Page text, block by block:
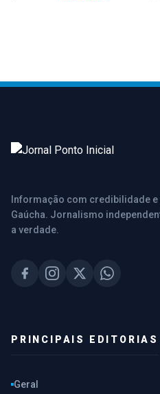
Informação com credibilidade
Gaúcha. Jornalismo
a verdade.
PRINCIPAIS EDITORIAS
Geral